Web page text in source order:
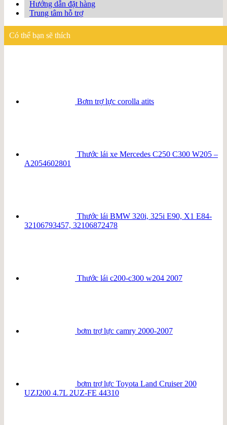
Hướng dẫn đặt hàng
Trung tâm hỗ trợ
Có thể bạn sẽ thích
Bơm trợ lực corolla atits
Thước lái xe Mercedes C250 C300 W205 –
A2054602801
Thước lái BMW 320i, 325i E90, X1 E84-
32106793457, 32106872478
Thước lái c200-c300 w204 2007
bơm trợ lực camry 2000-2007
bơm trợ lực Toyota Land Cruiser 200
UZJ200 4.7L 2UZ-FE 44310